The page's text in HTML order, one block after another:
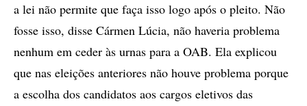
a lei não permite que faça isso logo após o pleito. Não
fosse isso, disse Cármen Lúcia, não haveria problema
nenhum em ceder às urnas para a OAB. Ela explicou
que nas eleições anteriores não houve problema porque
a escolha dos candidatos aos cargos eletivos das